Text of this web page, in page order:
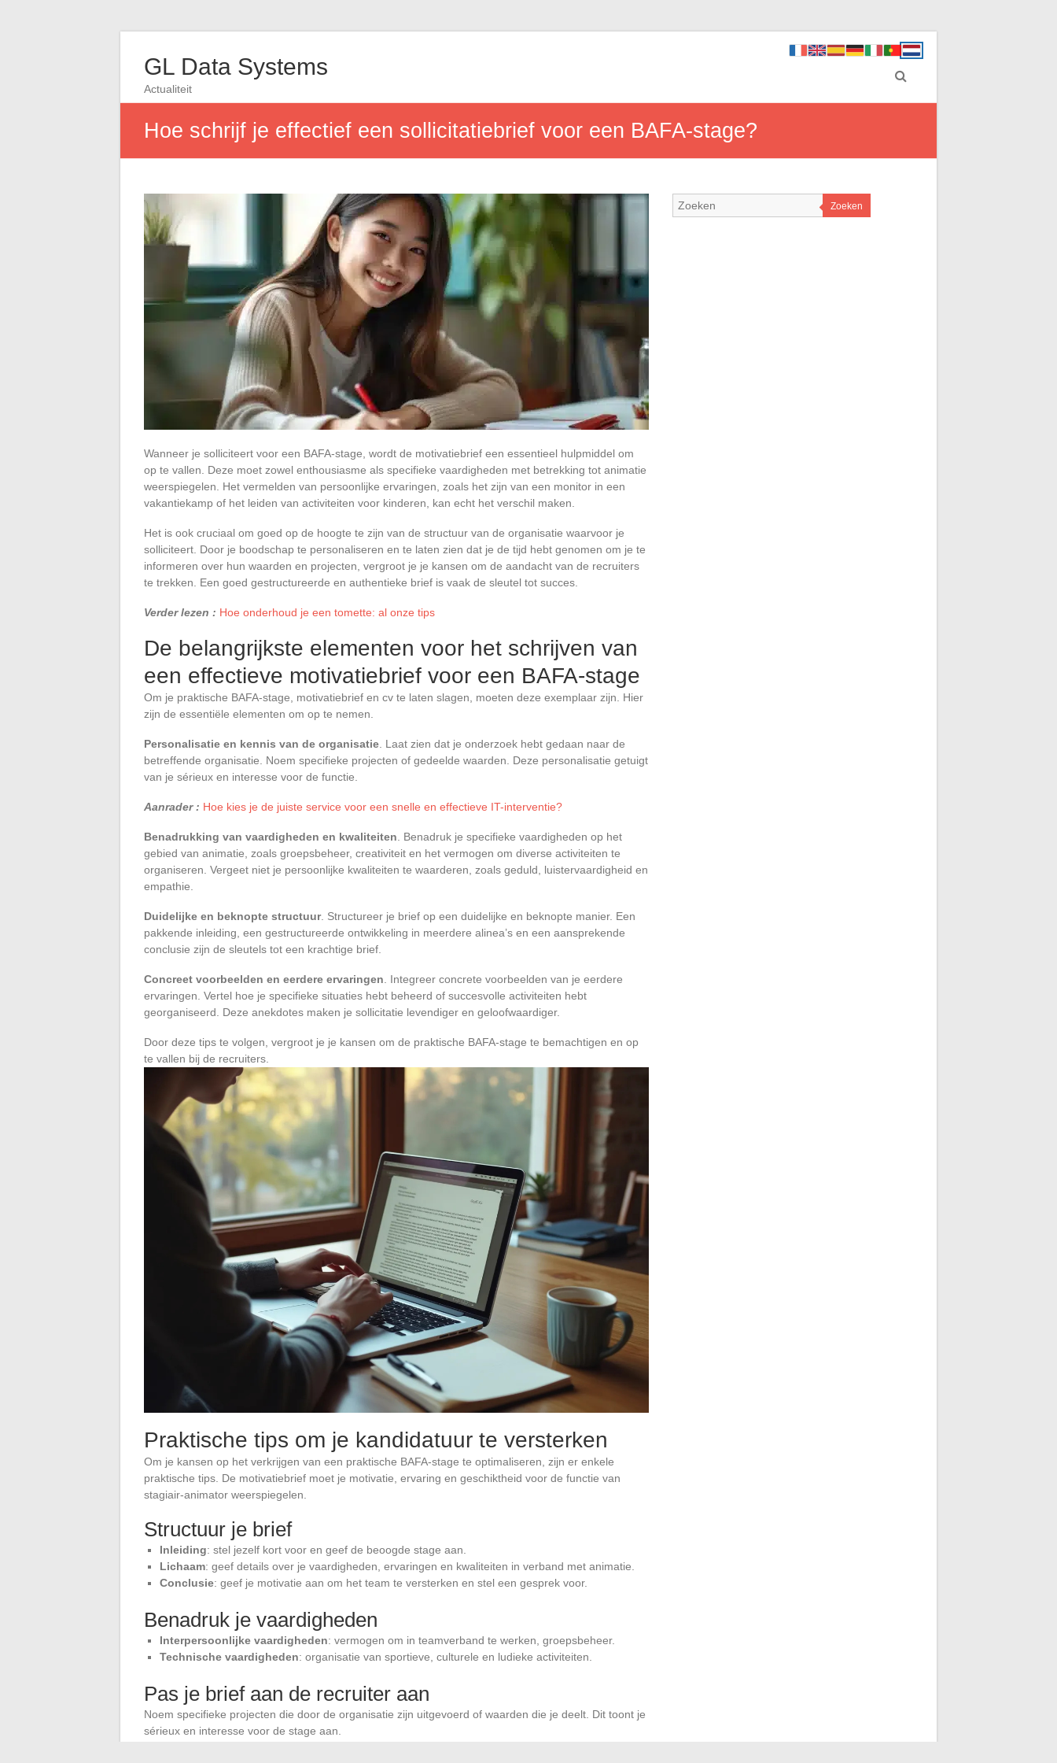
GL Data Systems
Actualiteit
Hoe schrijf je effectief een sollicitatiebrief voor een BAFA-stage?
Wanneer je solliciteert voor een BAFA-stage, wordt de motivatiebrief een essentieel hulpmiddel om
op te vallen. Deze moet zowel enthousiasme als specifieke vaardigheden met betrekking tot animatie
weerspiegelen. Het vermelden van persoonlijke ervaringen, zoals het zijn van een monitor in een
vakantiekamp of het leiden van activiteiten voor kinderen, kan echt het verschil maken.
Het is ook cruciaal om goed op de hoogte te zijn van de structuur van de organisatie waarvoor je
solliciteert. Door je boodschap te personaliseren en te laten zien dat je de tijd hebt genomen om je te
informeren over hun waarden en projecten, vergroot je je kansen om de aandacht van de recruiters
te trekken. Een goed gestructureerde en authentieke brief is vaak de sleutel tot succes.
Verder lezen : Hoe onderhoud je een tomette: al onze tips
De belangrijkste elementen voor het schrijven van
een effectieve motivatiebrief voor een BAFA-stage
Om je praktische BAFA-stage, motivatiebrief en cv te laten slagen, moeten deze exemplaar zijn. Hier
zijn de essentiële elementen om op te nemen.
Personalisatie en kennis van de organisatie . Laat zien dat je onderzoek hebt gedaan naar de
betreffende organisatie. Noem specifieke projecten of gedeelde waarden. Deze personalisatie getuigt
van je sérieux en interesse voor de functie.
Aanrader : Hoe kies je de juiste service voor een snelle en effectieve IT-interventie?
Benadrukking van vaardigheden en kwaliteiten . Benadruk je specifieke vaardigheden op het
gebied van animatie, zoals groepsbeheer, creativiteit en het vermogen om diverse activiteiten te
organiseren. Vergeet niet je persoonlijke kwaliteiten te waarderen, zoals geduld, luistervaardigheid en
empathie.
Duidelijke en beknopte structuur. Structureer je brief op een duidelijke en beknopte manier. Een
pakkende inleiding, een gestructureerde ontwikkeling in meerdere alinea’s en een aansprekende
conclusie zijn de sleutels tot een krachtige brief.
Concreet voorbeelden en eerdere ervaringen . Integreer concrete voorbeelden van je eerdere
ervaringen. Vertel hoe je specifieke situaties hebt beheerd of succesvolle activiteiten hebt
georganiseerd. Deze anekdotes maken je sollicitatie levendiger en geloofwaardiger.
Door deze tips te volgen, vergroot je je kansen om de praktische BAFA-stage te bemachtigen en op
te vallen bij de recruiters.
Praktische tips om je kandidatuur te versterken
Om je kansen op het verkrijgen van een praktische BAFA-stage te optimaliseren, zijn er enkele
praktische tips. De motivatiebrief moet je motivatie, ervaring en geschiktheid voor de functie van
stagiair-animator weerspiegelen.
Structuur je brief
Inleiding: stel jezelf kort voor en geef de beoogde stage aan.
Lichaam: geef details over je vaardigheden, ervaringen en kwaliteiten in verband met animatie.
Conclusie: geef je motivatie aan om het team te versterken en stel een gesprek voor.
Benadruk je vaardigheden
Interpersoonlijke vaardigheden: vermogen om in teamverband te werken, groepsbeheer.
Technische vaardigheden: organisatie van sportieve, culturele en ludieke activiteiten.
Pas je brief aan de recruiter aan
Noem specifieke projecten die door de organisatie zijn uitgevoerd of waarden die je deelt. Dit toont je
sérieux en interesse voor de stage aan.
Zoeken